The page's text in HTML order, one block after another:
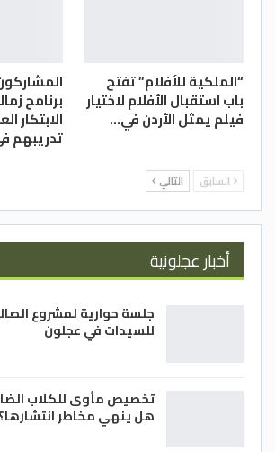
“الملكية للأفلام” تفتح
باب استقبال الأفلام لاختيار
فيلم يمثل الأردن في…
برنامج
الابتكار
تدريبهم
السابق التالي
أخبار عجلونية
جلسة حوارية لمشروع
للسيدات في عجلون
تخصيص مأوى للكلاب
هل ينهي مخاطر انتشارها؟